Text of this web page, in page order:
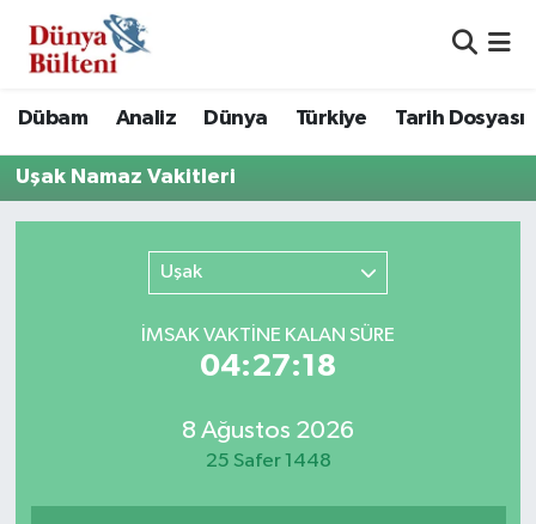
Dübam Analiz Dünya Türkiye Tarih Dosyası
Uşak Namaz Vakitleri
Uşak
İMSAK VAKTİNE KALAN SÜRE
04:27:18
8 Ağustos 2026
25 Safer 1448
Hava Durumu
Trafik Durumu
Süper Lig Puan Durumu ve Fikstür
Son Dakika Haberleri